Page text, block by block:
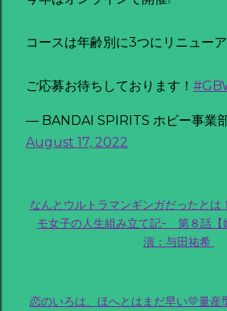
コースは年齢別に3つにリニューア
ご応募お待ちしております！
— BANDAI SPIRITS ホビー事業
August 17, 2022
なんとウルトラマンギンガだったとは
モ女子の人生組み立て記- 第８話【
演：与田祐希
恋のいろは、ほへとはまだ早い💛量